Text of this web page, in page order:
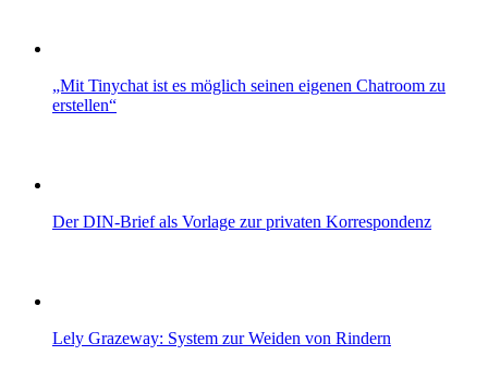
„Mit Tinychat ist es möglich seinen eigenen Chatroom zu
erstellen“
Der DIN-Brief als Vorlage zur privaten Korrespondenz
Lely Grazeway: System zur Weiden von Rindern